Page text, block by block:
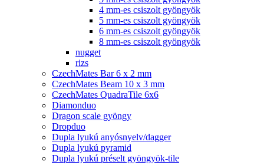
4 mm-es csiszolt gyöngyök
5 mm-es csiszolt gyöngyök
6 mm-es csiszolt gyöngyök
8 mm-es csiszolt gyöngyök
nugget
rizs
CzechMates Bar 6 x 2 mm
CzechMates Beam 10 x 3 mm
CzechMates QuadraTile 6x6
Diamonduo
Dragon scale gyöngy
Dropduo
Dupla lyukú anyósnyelv/dagger
Dupla lyukú pyramid
Dupla lyukú préselt gyöngyök-tile